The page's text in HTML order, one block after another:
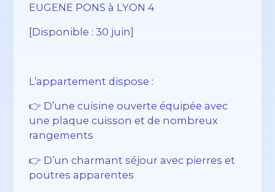
EUGENE PONS à LYON 4
[Disponible : 30 juin]
L’appartement dispose :
👉 D’une cuisine ouverte équipée avec
une plaque cuisson et de nombreux
rangements
👉 D’un charmant séjour avec pierres et
poutres apparentes